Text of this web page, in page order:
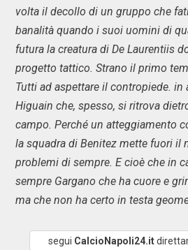
volta il decollo di un gruppo che
banalità quando i suoi uomini di
futura la creatura di De Laurentiis
progetto tattico. Strano il primo
Tutti ad aspettare il contropiede. in
Higuain che, spesso, si ritrova
campo. Perché un atteggiamento
la squadra di Benitez mette fuori il
problemi di sempre. E cioè che in
sempre Gargano che ha cuore e
ma che non ha certo in testa
segui CalcioNapoli24.it